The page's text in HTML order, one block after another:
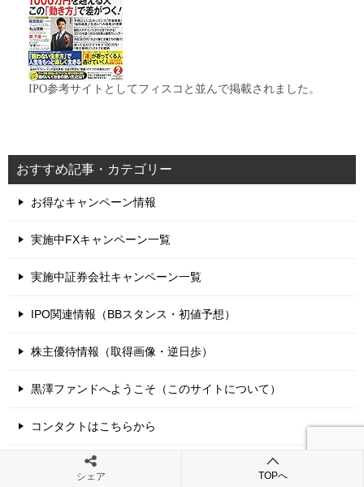
IPO参考サイトとしてフィスコと並んで掲載されました。
おすすめ記事・カテゴリー
お得なキャンペーン情報
実施中FXキャンペーン一覧
実施中証券会社キャンペーン一覧
IPO関連情報（BBスタンス・初値予想）
株主優待情報（取得画像・逆日歩）
黒澤ファンドへようこそ（このサイトについて）
コンタクトはこちらから
シェア TOPへ